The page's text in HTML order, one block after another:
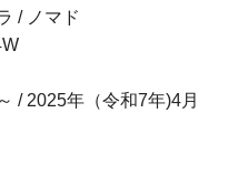
/ ノマド
/ 2025年（令和7年)4月